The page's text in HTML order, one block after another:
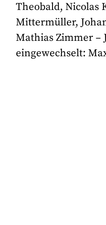
Theobald, Nicolas
Mittermüller,
Mathias Zimmer –
eingewechselt: